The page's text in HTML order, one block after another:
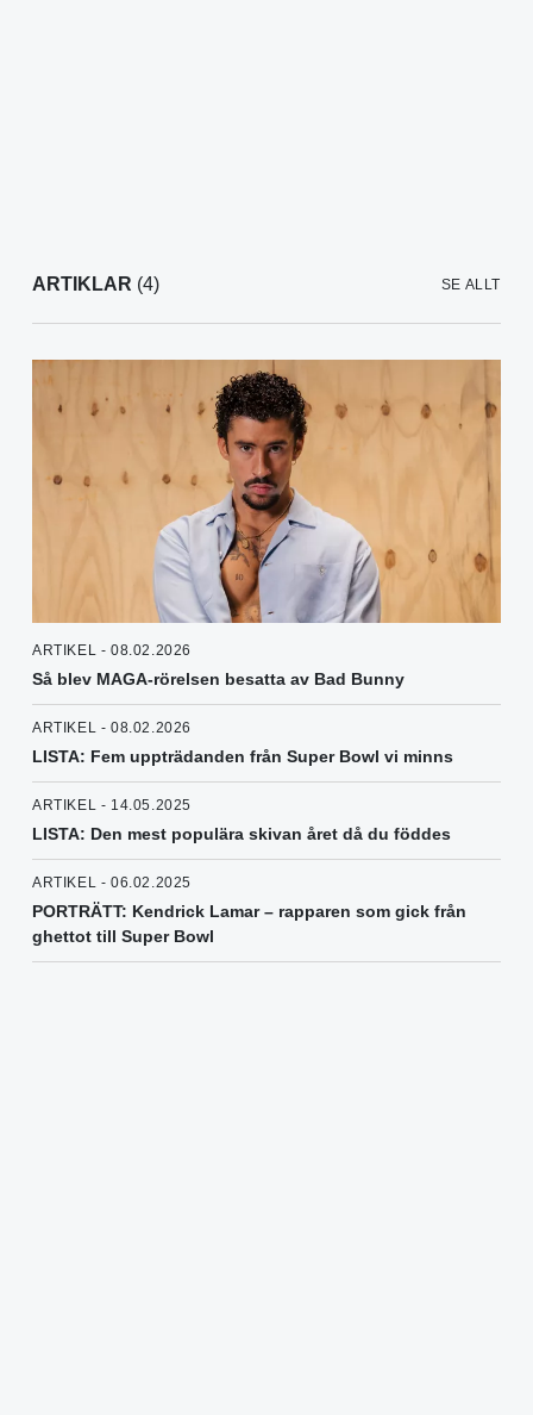
ARTIKLAR (4) SE ALLT
ARTIKEL - 08.02.2026
Så blev MAGA-rörelsen besatta av Bad Bunny
ARTIKEL - 08.02.2026
LISTA: Fem uppträdanden från Super Bowl vi minns
ARTIKEL - 14.05.2025
LISTA: Den mest populära skivan året då du föddes
ARTIKEL - 06.02.2025
PORTRÄTT: Kendrick Lamar – rapparen som gick från
ghettot till Super Bowl